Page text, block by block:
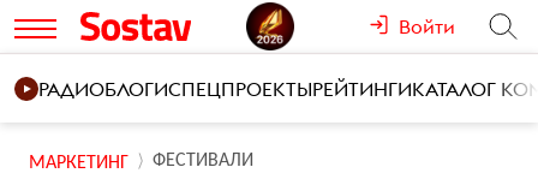
Войти
РАДИОБЛОГИСПЕЦПРОЕКТЫРЕЙТИНГИКАТАЛОГ
МАРКЕТИНГ ФЕСТИВАЛИ